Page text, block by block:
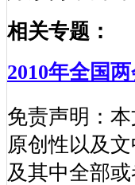
相关专题：
2010年全国
免责声明：
原创性以及
及其中全部